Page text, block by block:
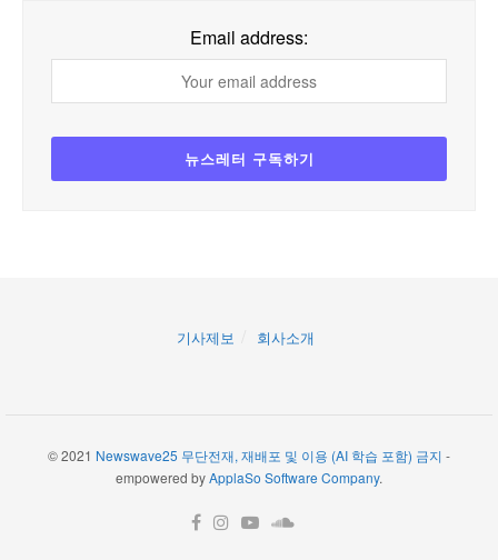
Email address:
기사제보 회사소개
© 2021 Newswave25 무단전재, 재배포 및 이용 (AI 학습 포함) 금지 -
empowered byApplaSo Software Company.